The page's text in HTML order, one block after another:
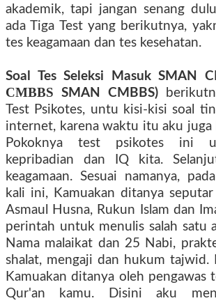
akademik, tapi jangan senang
ada Tiga Test yang berikutnya,
tes keagamaan dan tes kesehatan.
Soal Tes Seleksi Masuk SMAN
CMBBS
SMAN CMBBS)
Test Psikotes, untu kisi-kisi soal
internet, karena waktu ituaku
Pokoknya test psikotes ini
kepribadian dan IQ
kita. S
keagamaan. Sesuai namanya,
kali ini, Kamuakan ditanya
Asmaul Husna, Rukun Islam dan
perintah untuk menulis salah satu
Nama malaikat dan 25 Nabi,
shalat, mengaji dan hukum tajwid.
Kamuakan ditanya oleh pengawas
Qur'an kamu. Disiniaku